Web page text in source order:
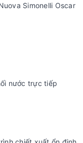
Simonelli Oscar
nước trực tiếp